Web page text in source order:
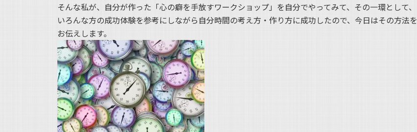
そんな私が、自分が作った「心の癖を手放すワークショップ」を自分でやってみて、その一環として、
いろんな方の成功体験を参考にしながら自分時間の考え方・作り方に成功したので、今日はその方法を
お伝えします。